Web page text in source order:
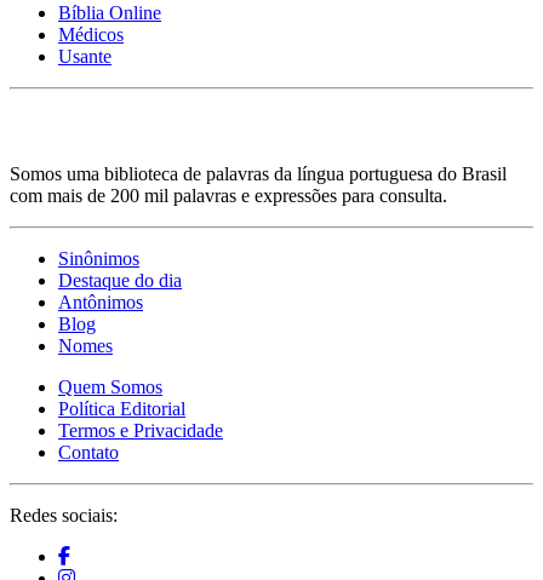
Bíblia Online
Médicos
Usante
Somos uma biblioteca de palavras da língua portuguesa do Brasil
com mais de 200 mil palavras e expressões para consulta.
Sinônimos
Destaque do dia
Antônimos
Blog
Nomes
Quem Somos
Política Editorial
Termos e Privacidade
Contato
Redes sociais: